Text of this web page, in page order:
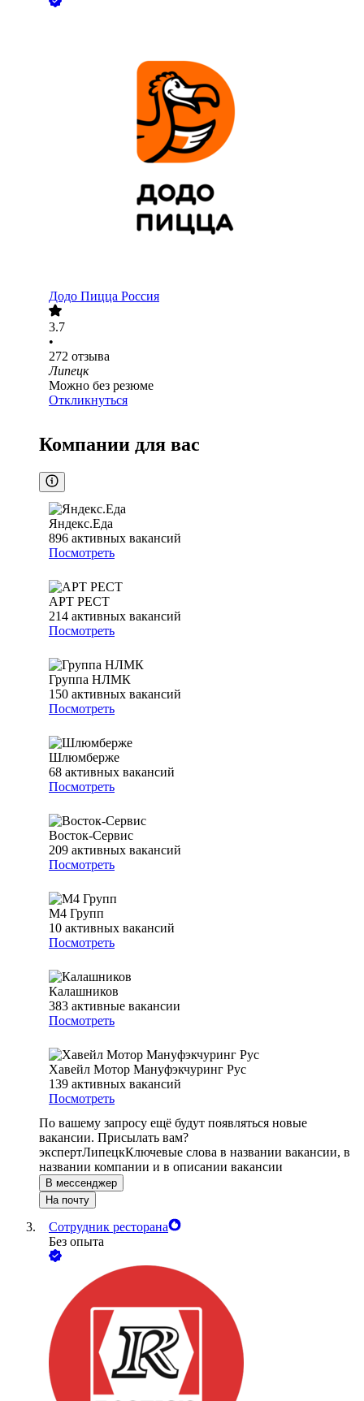
Додо Пицца Россия
3.7
•
272 отзыва
Липецк
Можно без резюме
Откликнуться
Компании для вас
Яндекс.Еда
896 активных вакансий
Посмотреть
АРТ РЕСТ
214 активных вакансий
Посмотреть
Группа НЛМК
150 активных вакансий
Посмотреть
Шлюмберже
68 активных вакансий
Посмотреть
Восток-Сервис
209 активных вакансий
Посмотреть
М4 Групп
10 активных вакансий
Посмотреть
Калашников
383 активные вакансии
Посмотреть
Хавейл Мотор Мануфэкчуринг Рус
139 активных вакансий
Посмотреть
По вашему запросу ещё будут появляться новые
вакансии. Присылать вам?
экспертЛипецкКлючевые слова в названии вакансии, в
названии компании и в описании вакансии
В мессенджер
На почту
Сотрудник ресторана
Без опыта